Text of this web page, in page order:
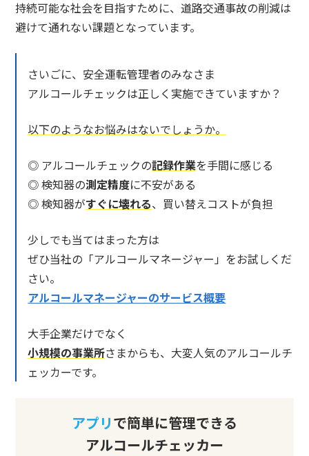
持続可能な社会を目指すために、道路交通事故の削減は
避けて通れない課題となっています。
さいごに、安全運転管理者のみなさま
アルコールチェックは正しく実施できていますか？
以下のようなお悩みはないでしょうか。
◎ アルコールチェックの記録作業を手間に感じる
◎ 検知器の測定精度に不安がある
◎ 検知器がすぐに壊れる、買い替えコストが負担
少しでも当てはまった方は
ぜひ当社の「アルコールマネージャー」をお試しくだ
さい。
アルコールマネージャーのサービス概要
大手企業だけでなく
小規模の事業所さまからも、大変人気のアルコールチ
ェッカーです。
アプリで簡単に管理できる
アルコールチェッカー